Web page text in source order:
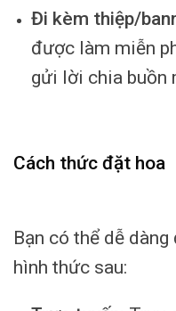
Đi kèm thiệp/
được làm miễn
gửi lời chia buồn
Cách thức đặt hoa
Bạn có thể dễ
hình thức sau: